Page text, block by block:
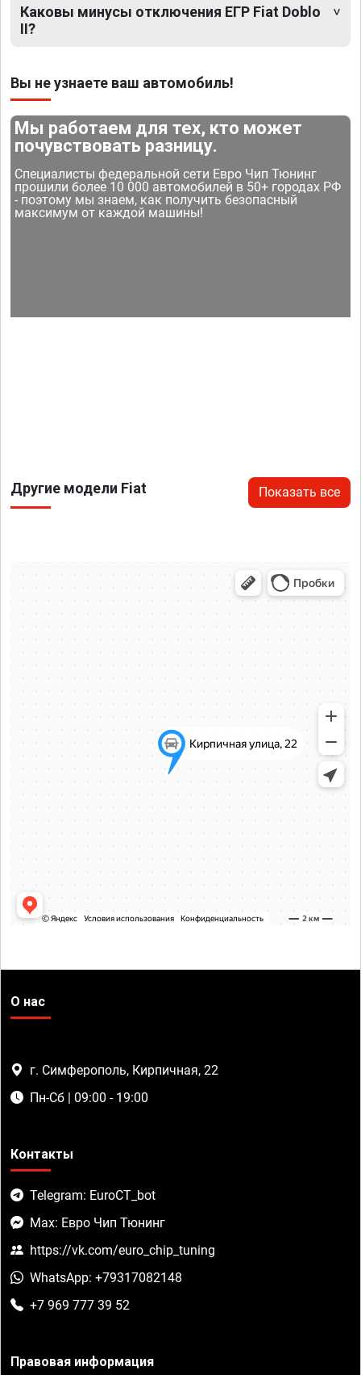
Каковы минусы отключения ЕГР Fiat Doblo
II?
Вы не узнаете ваш автомобиль!
Мы работаем для тех, кто может
почувствовать разницу.
Специалисты федеральной сети Евро Чип Тюнинг
прошили более 10 000 автомобилей в 50+ городах РФ
- поэтому мы знаем, как получить безопасный
максимум от каждой машины!
Другие модели Fiat Показать все
О нас
г. Симферополь, Кирпичная, 22
Пн-Сб | 09:00 - 19:00
Контакты
Telegram: EuroCT_bot
Max: Евро Чип Тюнинг
https://vk.com/euro_chip_tuning
WhatsApp: +79317082148
+7 969 777 39 52
Правовая информация